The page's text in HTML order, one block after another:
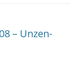
– Unzen-